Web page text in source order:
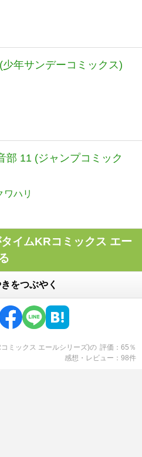
年サンデーコミックス)
部 11 (ジャンプコミック
ワハリ
イムKRコミックス エー
をつぶやく
ミックス エールシリーズ)の 評価 65 ％
感想・レビュー
98件